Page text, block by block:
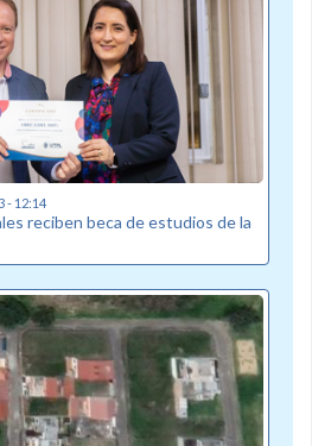
- 12:14
reciben beca de estudios de la